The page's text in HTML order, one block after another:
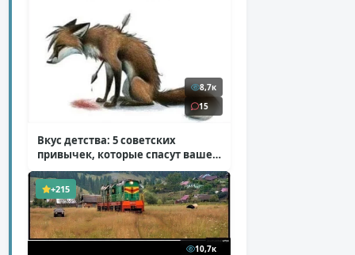
8,7к
15
Вкус детства: 5 советских
привычек, которые спасут ваше
здоровье( 2 фото )
+215
10,7к